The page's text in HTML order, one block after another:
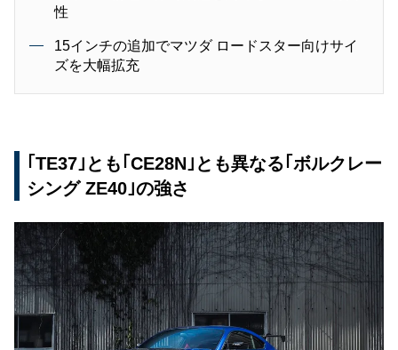
性
15インチの追加でマツダ ロードスター向けサイ
ズを大幅拡充
｢TE37｣とも｢CE28N｣とも異なる｢ボルクレー
シング ZE40｣の強さ